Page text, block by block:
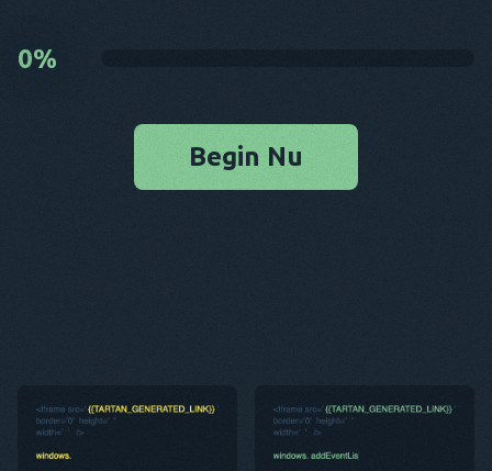
0%
Begin Nu